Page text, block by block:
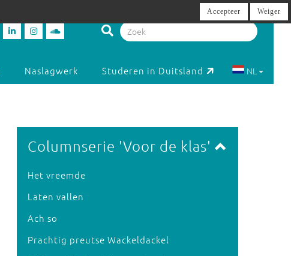
Naslagwerk Studeren in Duitsland NL
Columnserie 'Voor de klas'
Het vreemde
Laten vallen
Ach so
Prachtig preutse Wackeldackel
Accepteer Weiger